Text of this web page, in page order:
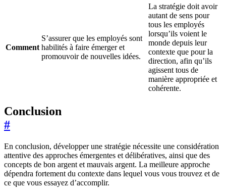
Comment
S’assurer que les employés sont
habilités à faire émerger et
promouvoir de nouvelles idées.
La stratégie doit avoir
autant de sens pour
tous les employés
lorsqu’ils voient le
monde depuis leur
contexte que pour la
direction, afin qu’ils
agissent tous de
manière appropriée et
cohérente.
Conclusion
#
En conclusion, développer une stratégie nécessite une considération
attentive des approches émergentes et délibératives, ainsi que des
concepts de bon argent et mauvais argent. La meilleure approche
dépendra fortement du contexte dans lequel vous vous trouvez et de
ce que vous essayez d’accomplir.